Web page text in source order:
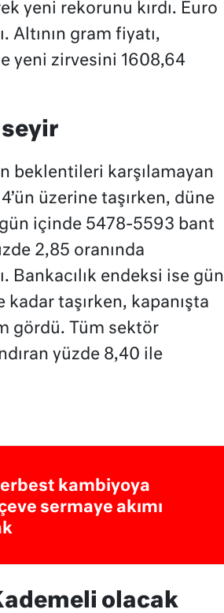
yeni rekorunu kırdı. Euro
Altının gram fiyatı,
yeni zirvesini 1608,64
seyir
beklentileri karşılamayan
üzerine taşırken, düne
içinde 5478-5593 bant
2,85 oranında
Bankacılık endeksi ise gün
taşırken, kapanışta
gördü. Tüm sektör
yüzde 8,40 ile
kambiyoya
sermaye akımı
olacak